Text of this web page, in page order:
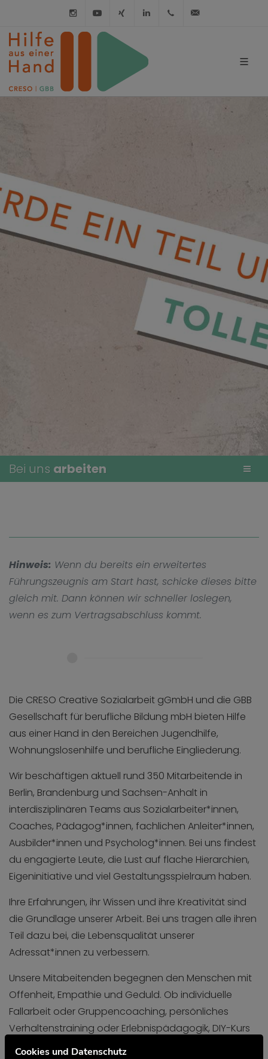
InstagramYoutube
XING LinkedIn030 / 21 01 98 98
Bei uns arbeiten
Hinweis: Wenn du bereits ein erweitertes
Führungszeugnis am Start hast, schicke dieses bitte
gleich mit. Dann können wir schneller loslegen,
wenn es zum Vertragsabschluss kommt.
Die CRESO Creative Sozialarbeit gGmbH und die GBB
Gesellschaft für berufliche Bildung mbH bieten Hilfe
aus einer Hand in den Bereichen Jugendhilfe,
Wohnungslosenhilfe und berufliche Eingliederung.
Wir beschäftigen aktuell rund 350 Mitarbeitende in
Berlin, Brandenburg und Sachsen-Anhalt in
interdisziplinären Teams aus Sozialarbeiter*innen,
Coaches, Pädagog*innen, fachlichen Anleiter*innen,
Ausbilder*innen und Psycholog*innen. Bei uns findest
du engagierte Leute, die Lust auf flache Hierarchien,
Eigeninitiative und viel Gestaltungsspielraum haben.
Ihre Erfahrungen, ihr Wissen und ihre Kreativität sind
die Grundlage unserer Arbeit. Bei uns tragen alle ihren
Teil dazu bei, die Lebensqualität unserer
Adressat*innen zu verbessern.
Unsere Mitabeitenden begegnen den Menschen mit
Offenheit, Empathie und Geduld. Ob individuelle
Fallarbeit oder Gruppencoaching, persönliches
Verhaltenstraining oder Erlebnispädagogik, DIY-Kurs
oder kreatives Kochen - bei uns ist Arbeit
Cookies und Datenschutz